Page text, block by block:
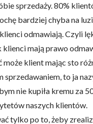
sprzedaży. 80%
bardziej chyba na
odmawiają. Czyli
mają prawo
klient mając sto
to ja
nie kupiła kremu za
naszych klientów.
tylko po to, żeby
udostępniamy
danymi otrzymanymi od
funkcji witryny i
umożliwiających